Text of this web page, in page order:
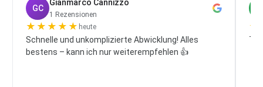
GC
Gianmarco Cannizzo
1 Rezensionen
★ ★ ★ ★ ★ heute
Schnelle und unkomplizierte Abwicklung! Alles
bestens – kann ich nur weiterempfehlen 👍
★